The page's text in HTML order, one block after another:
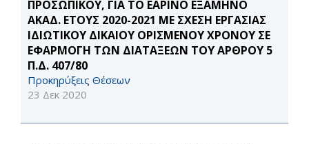
ΠΡΟΣΩΠΙΚΟΥ, ΓΙΑ ΤΟ ΕΑΡΙΝΟ ΕΞΑΜΗΝΟ
ΑΚΑΔ. ΕΤΟΥΣ 2020-2021 ΜΕ ΣΧΕΣΗ ΕΡΓΑΣΙΑΣ
ΙΔΙΩΤΙΚΟΥ ΔΙΚΑΙΟΥ ΟΡΙΣΜΕΝΟΥ ΧΡΟΝΟΥ ΣΕ
ΕΦΑΡΜΟΓΗ ΤΩΝ ΔΙΑΤΑΞΕΩΝ ΤΟΥ ΑΡΘΡΟΥ 5
Π.Δ. 407/80
Προκηρύξεις Θέσεων
23 Δεκ 2020